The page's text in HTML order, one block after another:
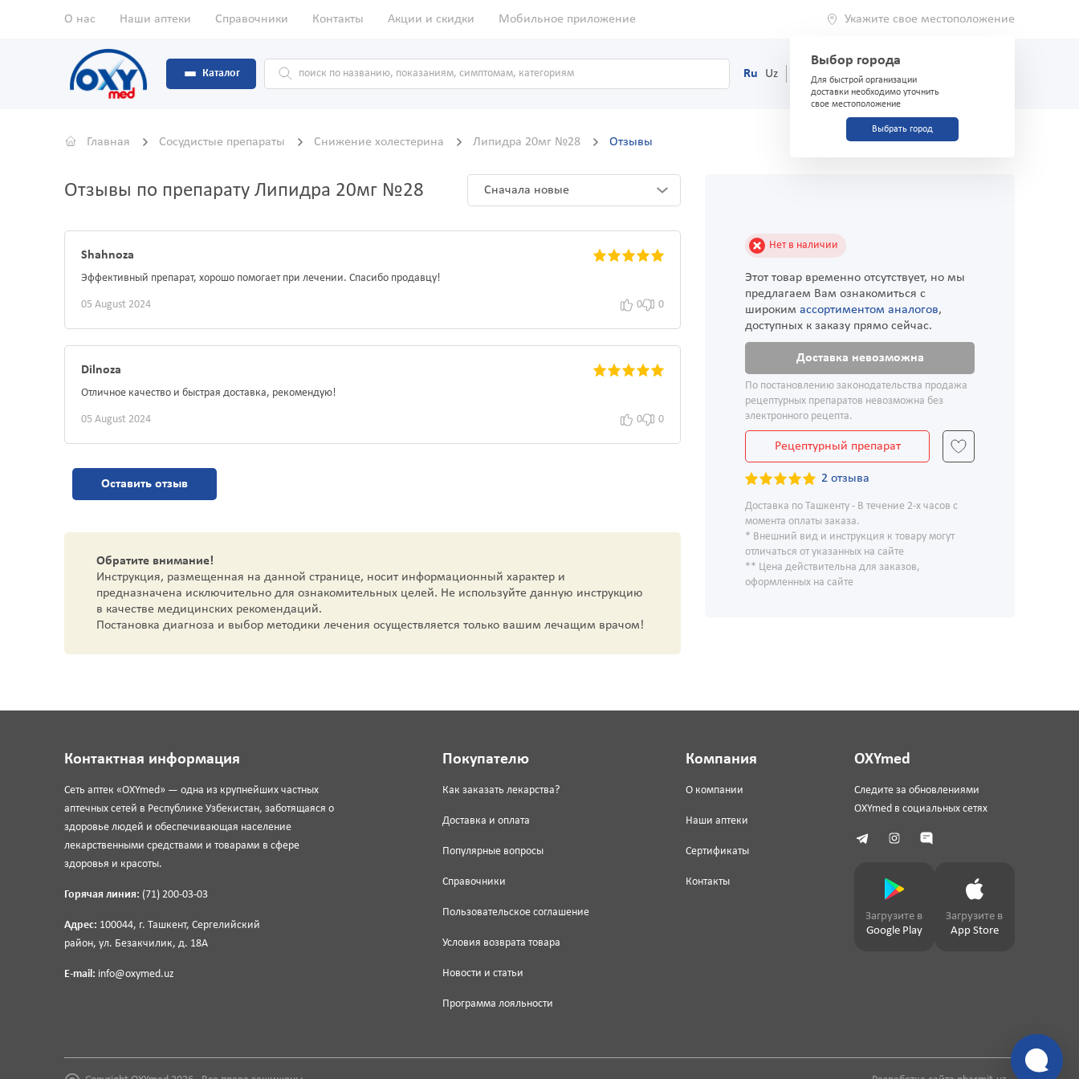
О нас Наши аптеки Справочники Контакты Акции и скидки Мобильное приложение Укажите свое местоположение
Выбор города
Для быстрой организации
доставки необходимо уточнить
свое местоположение
Выбрать город
Каталог Ru Uz (71) 200-03-03
Главная Сосудистые препараты Снижение холестерина Липидра 20мг №28 Отзывы
Отзывы по препарату Липидра 20мг №28 Сначала новые
Shahnoza
Эффективный препарат, хорошо помогает при лечении. Спасибо продавцу!
05 August 2024 0 0
Dilnoza
Отличное качество и быстрая доставка, рекомендую!
05 August 2024 0 0
Оставить отзыв
Обратите внимание!
Инструкция, размещенная на данной странице, носит информационный характер и
предназначена исключительно для ознакомительных целей. Не используйте данную инструкцию
в качестве медицинских рекомендаций.
Постановка диагноза и выбор методики лечения осуществляется только вашим лечащим врачом!
Нет в наличии
Этот товар временно отсутствует, но мы
предлагаем Вам ознакомиться с
широким ассортиментом аналогов,
доступных к заказу прямо сейчас.
Доставка невозможна
По постановлению законодательства продажа
рецептурных препаратов невозможна без
электронного рецепта.
Рецептурный препарат
2 отзыва
Доставка по Ташкенту - В течение 2-х часов с
момента оплаты заказа.
* Внешний вид и инструкция к товару могут
отличаться от указанных на сайте
** Цена действительна для заказов,
оформленных на сайте
Контактная информация
Сеть аптек «OXYmed» — одна из крупнейших частных
аптечных сетей в Республике Узбекистан, заботящаяся о
здоровье людей и обеспечивающая население
лекарственными средствами и товарами в сфере
здоровья и красоты.
Горячая линия: (71) 200-03-03
Адрес: 100044, г. Ташкент, Сергелийский
район, ул. Безакчилик, д. 18А
E-mail: info@oxymed.uz
Покупателю
Как заказать лекарства?
Доставка и оплата
Популярные вопросы
Справочники
Пользовательское соглашение
Условия возврата товара
Новости и статьи
Программа лояльности
Компания
О компании
Наши аптеки
Сертификаты
Контакты
OXYmed
Следите за обновлениями
OXYmed в социальных сетях
Загрузите в
Google Play
Загрузите в
App Store